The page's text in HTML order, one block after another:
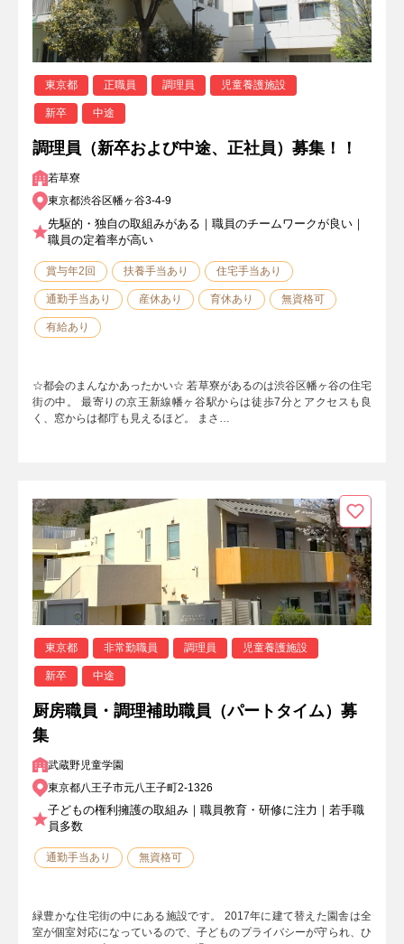
東京都 正職員 調理員 児童養護施設
新卒 中途
調理員（新卒および中途、正社員）募集！！
若草寮
東京都渋谷区幡ヶ谷3-4-9
先駆的・独自の取組みがある｜職員のチームワークが良い｜
職員の定着率が高い
賞与年2回 扶養手当あり 住宅手当あり
通勤手当あり 産休あり 育休あり 無資格可
有給あり
☆都会のまんなかあったかい☆ 若草寮があるのは渋谷区幡ヶ谷の住宅
街の中。 最寄りの京王新線幡ヶ谷駅からは徒歩7分とアクセスも良
く、窓からは都庁も見えるほど。 まさ…
東京都 非常勤職員 調理員 児童養護施設
新卒 中途
厨房職員・調理補助職員（パートタイム）募
集
武蔵野児童学園
東京都八王子市元八王子町2-1326
子どもの権利擁護の取組み｜職員教育・研修に注力｜若手職
員多数
通勤手当あり 無資格可
緑豊かな住宅街の中にある施設です。 2017年に建て替えた園舎は全
室が個室対応になっているので、子どものプライバシーが守られ、ひ